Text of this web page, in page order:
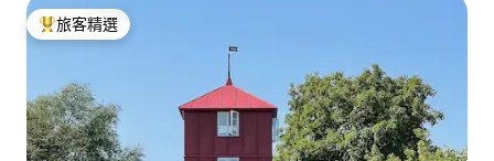
旅客精選榜首
旅客精選